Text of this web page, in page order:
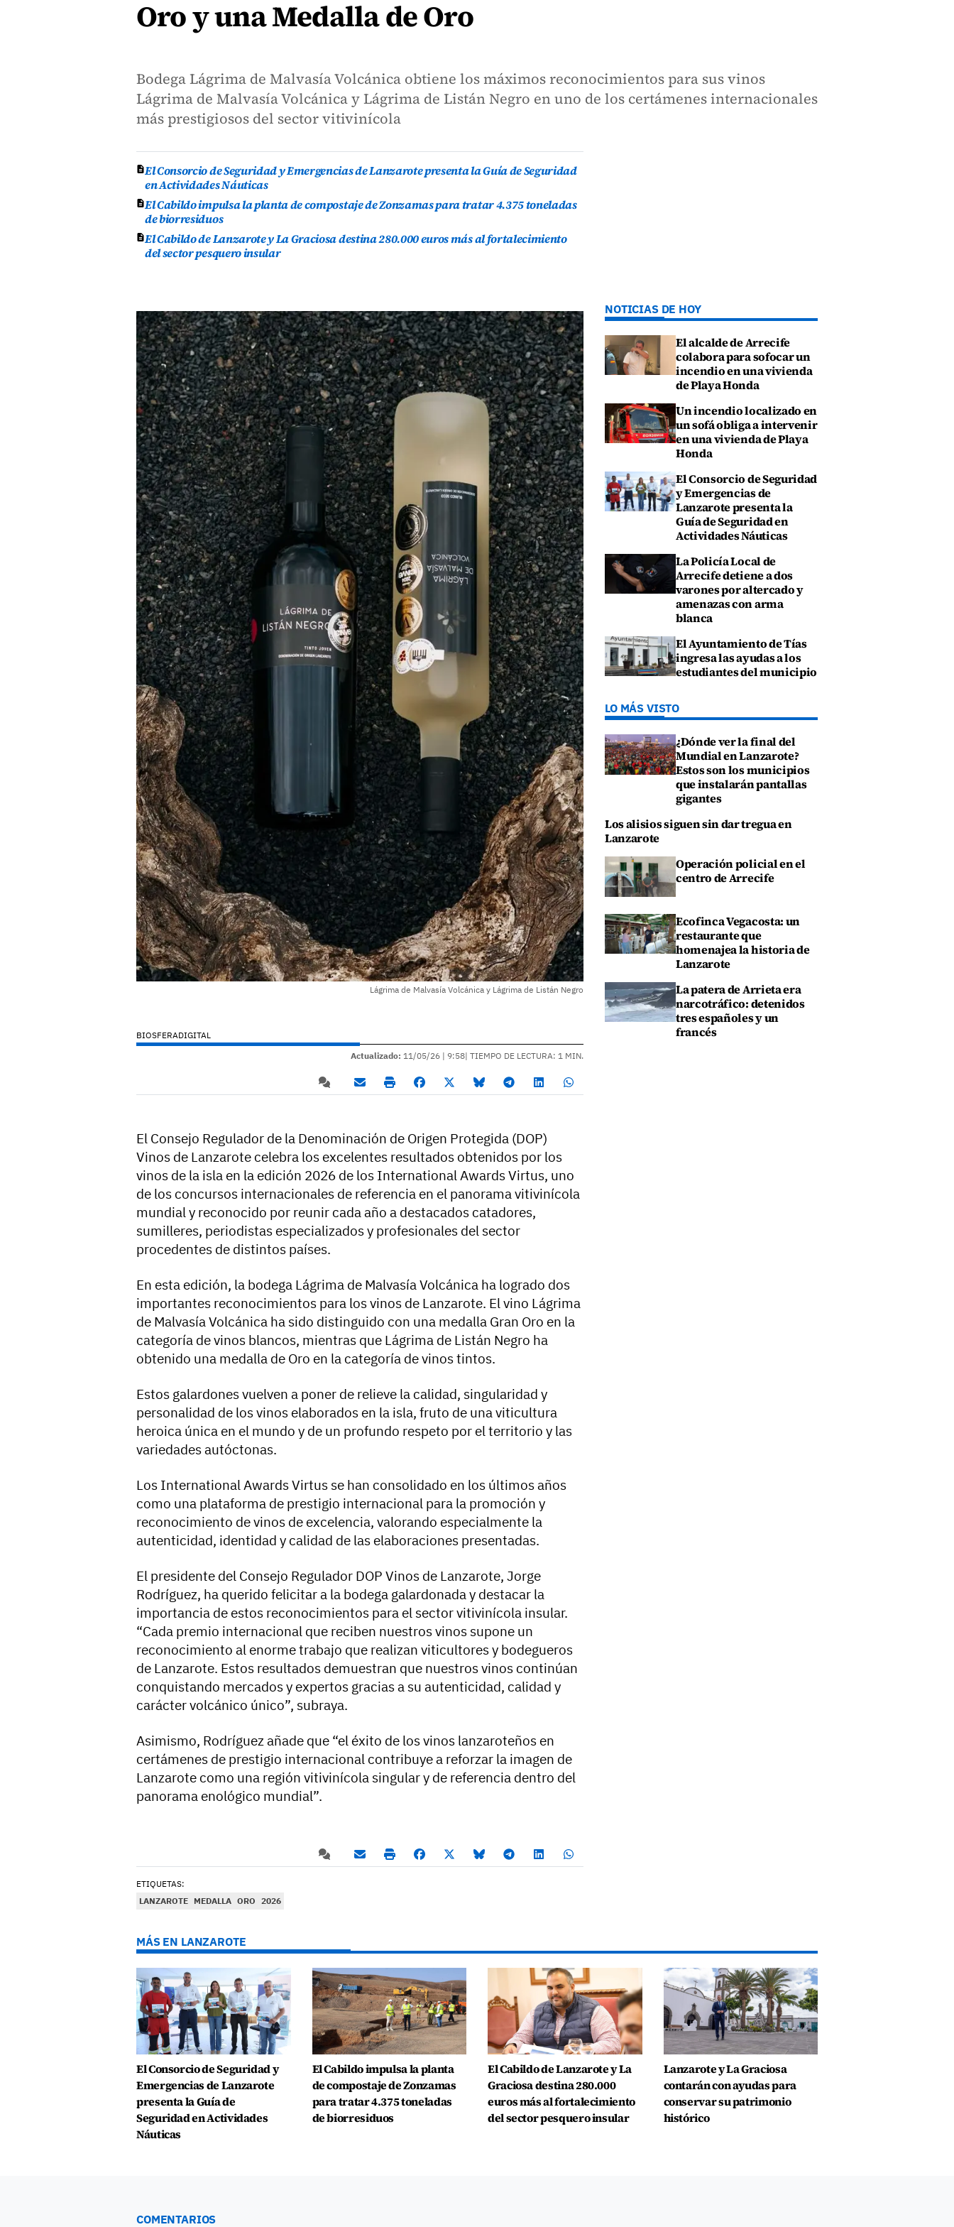
Oro y una Medalla de Oro
Bodega Lágrima de Malvasía Volcánica obtiene los máximos reconocimientos para sus vinos
Lágrima de Malvasía Volcánica y Lágrima de Listán Negro en uno de los certámenes internacionales
más prestigiosos del sector vitivinícola
El Consorcio de Seguridad y Emergencias de Lanzarote presenta la Guía de Seguridad
en Actividades Náuticas
El Cabildo impulsa la planta de compostaje de Zonzamas para tratar 4.375 toneladas
de biorresiduos
El Cabildo de Lanzarote y La Graciosa destina 280.000 euros más al fortalecimiento
del sector pesquero insular
Lágrima de Malvasía Volcánica y Lágrima de Listán Negro
BIOSFERADIGITAL
Actualizado: 11/05/26 | 9:58| TIEMPO DE LECTURA: 1 MIN.
El Consejo Regulador de la Denominación de Origen Protegida (DOP)
Vinos de Lanzarote celebra los excelentes resultados obtenidos por los
vinos de la isla en la edición 2026 de los International Awards Virtus, uno
de los concursos internacionales de referencia en el panorama vitivinícola
mundial y reconocido por reunir cada año a destacados catadores,
sumilleres, periodistas especializados y profesionales del sector
procedentes de distintos países.
En esta edición, la bodega Lágrima de Malvasía Volcánica ha logrado dos
importantes reconocimientos para los vinos de Lanzarote. El vino Lágrima
de Malvasía Volcánica ha sido distinguido con una medalla Gran Oro en la
categoría de vinos blancos, mientras que Lágrima de Listán Negro ha
obtenido una medalla de Oro en la categoría de vinos tintos.
Estos galardones vuelven a poner de relieve la calidad, singularidad y
personalidad de los vinos elaborados en la isla, fruto de una viticultura
heroica única en el mundo y de un profundo respeto por el territorio y las
variedades autóctonas.
Los International Awards Virtus se han consolidado en los últimos años
como una plataforma de prestigio internacional para la promoción y
reconocimiento de vinos de excelencia, valorando especialmente la
autenticidad, identidad y calidad de las elaboraciones presentadas.
El presidente del Consejo Regulador DOP Vinos de Lanzarote, Jorge
Rodríguez, ha querido felicitar a la bodega galardonada y destacar la
importancia de estos reconocimientos para el sector vitivinícola insular.
“Cada premio internacional que reciben nuestros vinos supone un
reconocimiento al enorme trabajo que realizan viticultores y bodegueros
de Lanzarote. Estos resultados demuestran que nuestros vinos continúan
conquistando mercados y expertos gracias a su autenticidad, calidad y
carácter volcánico único”, subraya.
Asimismo, Rodríguez añade que “el éxito de los vinos lanzaroteños en
certámenes de prestigio internacional contribuye a reforzar la imagen de
Lanzarote como una región vitivinícola singular y de referencia dentro del
panorama enológico mundial”.
ETIQUETAS:
LANZAROTE MEDALLA ORO 2026
NOTICIAS DE HOY
El alcalde de Arrecife
colabora para sofocar un
incendio en una vivienda
de Playa Honda
Un incendio localizado en
un sofá obliga a intervenir
en una vivienda de Playa
Honda
El Consorcio de Seguridad
y Emergencias de
Lanzarote presenta la
Guía de Seguridad en
Actividades Náuticas
La Policía Local de
Arrecife detiene a dos
varones por altercado y
amenazas con arma
blanca
El Ayuntamiento de Tías
ingresa las ayudas a los
estudiantes del municipio
LO MÁS VISTO
¿Dónde ver la final del
Mundial en Lanzarote?
Estos son los municipios
que instalarán pantallas
gigantes
Los alisios siguen sin dar tregua en
Lanzarote
Operación policial en el
centro de Arrecife
Ecofinca Vegacosta: un
restaurante que
homenajea la historia de
Lanzarote
La patera de Arrieta era
narcotráfico: detenidos
tres españoles y un
francés
MÁS EN LANZAROTE
El Consorcio de Seguridad y
Emergencias de Lanzarote
presenta la Guía de
Seguridad en Actividades
Náuticas
El Cabildo impulsa la planta
de compostaje de Zonzamas
para tratar 4.375 toneladas
de biorresiduos
El Cabildo de Lanzarote y La
Graciosa destina 280.000
euros más al fortalecimiento
del sector pesquero insular
Lanzarote y La Graciosa
contarán con ayudas para
conservar su patrimonio
histórico
COMENTARIOS